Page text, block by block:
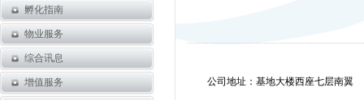
公司地址：基地大楼西座七层南翼
孵化指南
物业服务
综合讯息
增值服务